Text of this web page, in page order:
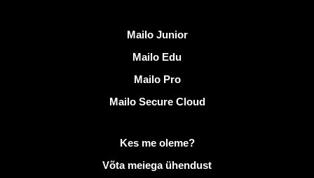
Mailo Junior
Mailo Edu
Mailo Pro
Mailo Secure Cloud
Lisateave saidil MailoKes me oleme?
Võta meiega ühendust